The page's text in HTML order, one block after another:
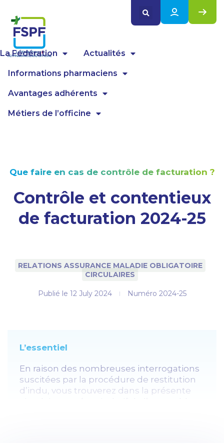
La Fédération Actualités
Informations pharmaciens
Avantages adhérents
Métiers de l’officine
Que faire en cas de contrôle de facturation ?
Contrôle et contentieux
de facturation 2024-25
RELATIONS ASSURANCE MALADIE OBLIGATOIRE
CIRCULAIRES
Publié le 12 July 2024 Numéro 2024-25
L’essentiel
En raison des nombreuses interrogations
suscitées par la procédure de restitution
d’indu, vous trouverez dans la présente